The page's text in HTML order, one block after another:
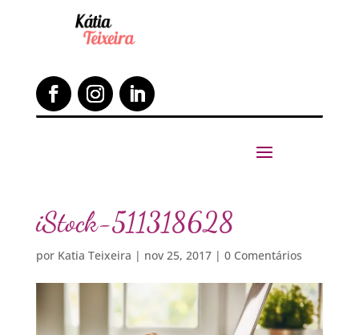
iStock-511318628
por Katia Teixeira | nov 25, 2017| 0 Comentários